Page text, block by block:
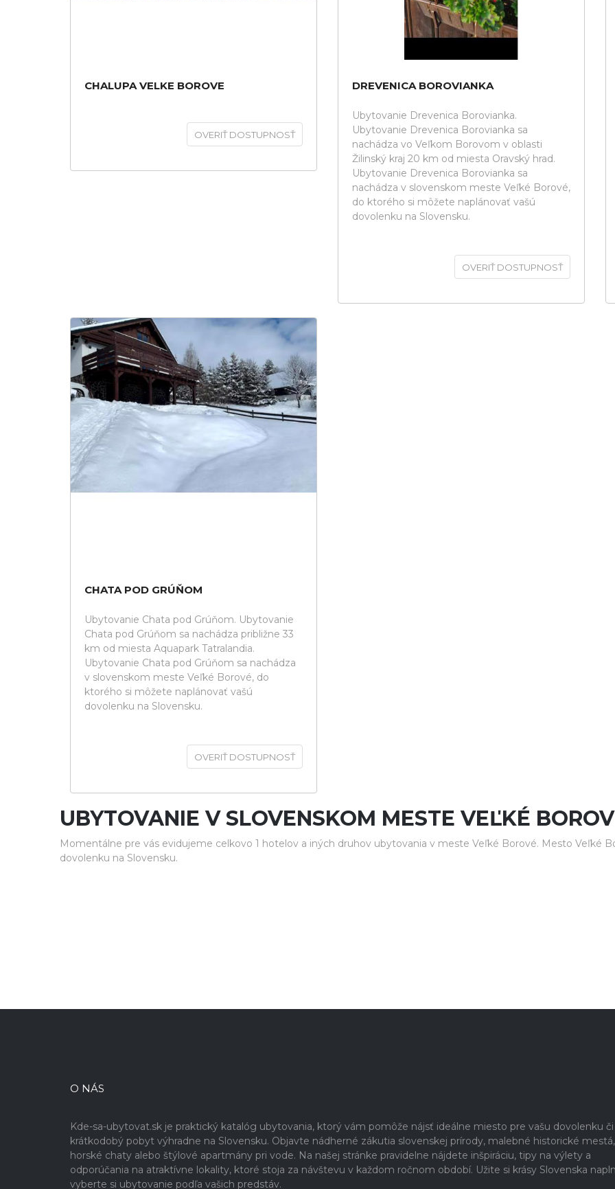
CHALUPA VELKE BOROVE
OVERIŤ DOSTUPNOSŤ
DREVENICA BOROVIANKA
Ubytovanie Drevenica Borovianka.
Ubytovanie Drevenica Borovianka sa
nachádza vo Veľkom Borovom v oblasti
Žilinský kraj 20 km od miesta Oravský hrad.
Ubytovanie Drevenica Borovianka sa
nachádza v slovenskom meste Veľké Borové,
do ktorého si môžete naplánovať vašú
dovolenku na Slovensku.
OVERIŤ DOSTUPNOSŤ
CHATA POD GRÚŇOM
Ubytovanie Chata pod Grúňom. Ubytovanie
Chata pod Grúňom sa nachádza približne 33
km od miesta Aquapark Tatralandia.
Ubytovanie Chata pod Grúňom sa nachádza
v slovenskom meste Veľké Borové, do
ktorého si môžete naplánovať vašú
dovolenku na Slovensku.
OVERIŤ DOSTUPNOSŤ
UBYTOVANIE V SLOVENSKOM MESTE VEĽKÉ
Momentálne pre vás evidujeme celkovo 1 hotelov a iných druhov ubytovania v meste Veľké Borové. Mesto Veľké
dovolenku na Slovensku.
O NÁS
Kde-sa-ubytovat.sk je praktický katalóg ubytovania, ktorý vám pomôže nájsť ideálne miesto pre vašu dovolenku či
krátkodobý pobyt výhradne na Slovensku. Objavte nádherné zákutia slovenskej prírody, malebné historické
horské chaty alebo štýlové apartmány pri vode. Na našej stránke pravidelne nájdete inšpiráciu, tipy na výlety a
odporúčania na atraktívne lokality, ktoré stoja za návštevu v každom ročnom období. Užite si krásy Slovenska
vyberte si ubytovanie podľa vašich predstáv.